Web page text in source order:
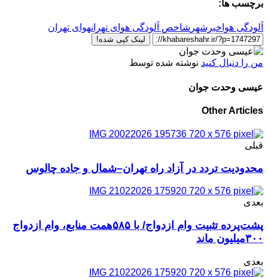
برچسب ها:
آلودگی هوا خبرشهر شاخص آلودگی هوای تهرانهوای تهران
لینک کپی شده!
من را دنبال کنید نوشته شده توسط
عیسی وحدت جوان
Other Articles
قبلی
محدودیت تردد در آزاد راه تهران–شمال و جاده چالوس
بعدی
پشت‌پرده تثبیت وام ازدواج/ با ۵۸۵همت منابع، وام ازدواج
۳۰۰میلیون ماند
بعدی